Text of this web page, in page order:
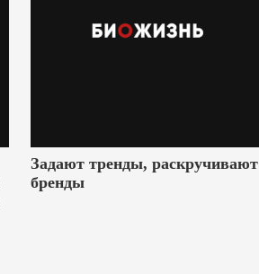
Задают тренды, раскручивают
бренды